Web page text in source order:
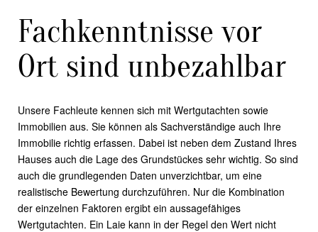
Fachkenntnisse vor
Ort sind unbezahlbar
Unsere Fachleute kennen sich mit Wertgutachten sowie
Immobilien aus. Sie können als Sachverständige auch Ihre
Immobilie richtig erfassen. Dabei ist neben dem Zustand Ihres
Hauses auch die Lage des Grundstückes sehr wichtig. So sind
auch die grundlegenden Daten unverzichtbar, um eine
realistische Bewertung durchzuführen. Nur die Kombination
der einzelnen Faktoren ergibt ein aussagefähiges
Wertgutachten. Ein Laie kann in der Regel den Wert nicht